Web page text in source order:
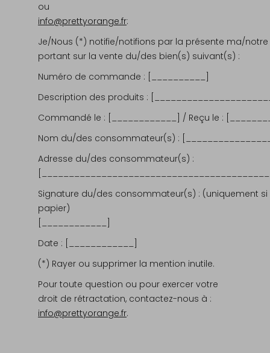
ou
info@prettyorange.fr:
Je/Nous (*) notifie/notifions par la présente ma/
portant sur la vente du/des bien(s) suivant(s) :
Numéro de commande : [__________]
Description des produits :
Commandé le : [____________] / Reçu le :
Nom du/des consommateur(s) :
Adresse du/des consommateur(s) :
Signature du/des consommateur(s) : (uniquement
papier)
[____________]
Date : [____________]
(*) Rayer ou supprimer la mention inutile.
Pour toute question ou pour exercer votre
droit de rétractation, contactez-nous à :
info@prettyorange.fr.